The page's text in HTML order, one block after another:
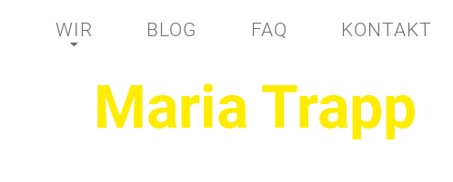
WIR BLOG FAQ KONTAKT
Maria Trapp